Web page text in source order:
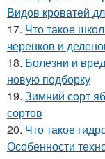
Видов кроватей
17. Что такое
черенков и
18. Болезни и
новую подборку
19. Зимний сорт
сортов
20. Что такое
Особенности